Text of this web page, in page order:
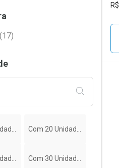
R$
FILTRAR